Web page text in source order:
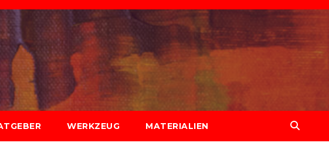
WERKZEUG MATERIALIEN